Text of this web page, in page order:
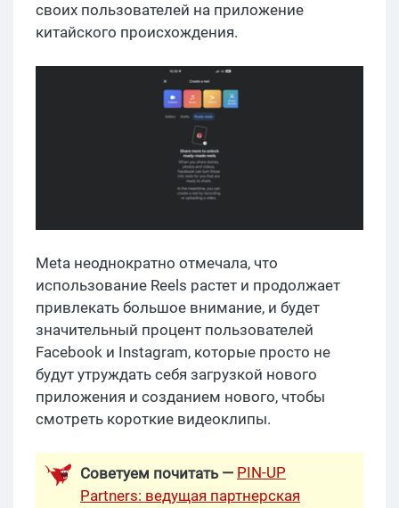
своих пользователей на приложение
китайского происхождения.
Meta неоднократно отмечала, что
использование Reels растет и продолжает
привлекать большое внимание, и будет
значительный процент пользователей
Facebook и Instagram, которые просто не
будут утруждать себя загрузкой нового
приложения и созданием нового, чтобы
смотреть короткие видеоклипы.
Советуем почитать — PIN-UP
Partners: ведущая партнерская